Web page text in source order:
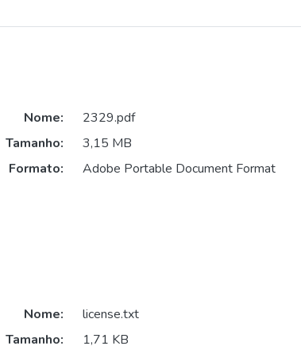
Nome:
2329.pdf
Tamanho:
3,15 MB
Formato:
Adobe Portable Document Format
Nome:
license.txt
Tamanho:
1,71 KB